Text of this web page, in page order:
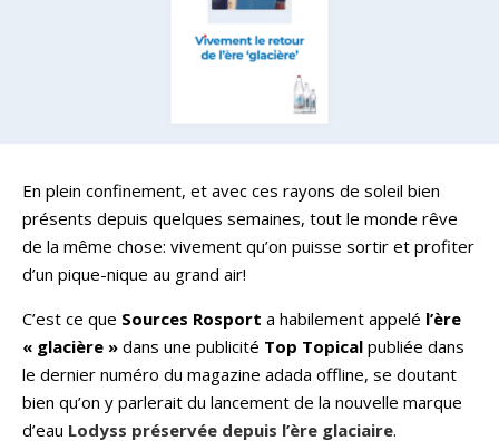
En plein confinement, et avec ces rayons de soleil bien
présents depuis quelques semaines, tout le monde rêve
de la même chose: vivement qu’on puisse sortir et profiter
d’un pique-nique au grand air!
C’est ce que Sources Rosport a habilement appelé l’ère
« glacière » dans une publicité Top Topical publiée dans
le dernier numéro du magazine adada offline, se doutant
bien qu’on y parlerait du lancement de la nouvelle marque
d’eau Lodyss préservée depuis l’ère glaciaire.